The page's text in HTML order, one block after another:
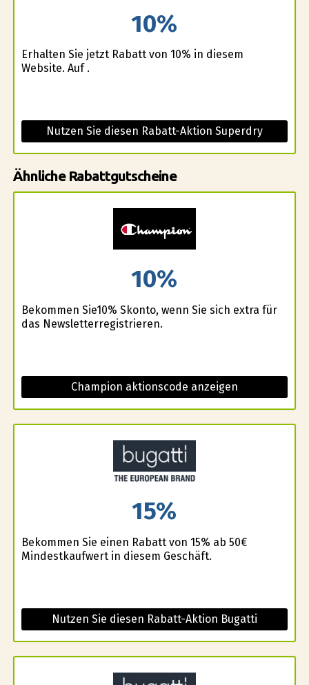
10%
Erhalten Sie jetzt Rabatt von 10% in diesem
Website. Auf .
Nutzen Sie diesen Rabatt-Aktion Superdry
Ähnliche Rabattgutscheine
10%
Bekommen Sie10% Skonto, wenn Sie sich extra für
das Newsletterregistrieren.
Champion aktionscode anzeigen
15%
Bekommen Sie einen Rabatt von 15% ab 50€
Mindestkaufwert in diesem Geschäft.
Nutzen Sie diesen Rabatt-Aktion Bugatti